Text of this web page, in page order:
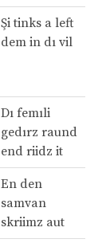
Şi tinks a left
dem in dı vil
Dı femıli
gedırz raund
end riidz it
En den
samvan
skriimz aut